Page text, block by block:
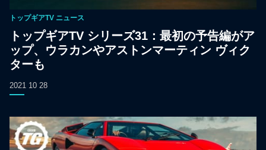
トップギアTV ニュース
トップギアTV シリーズ31：最初の予告編がア
ップ、ウラカンやアストンマーティン ヴィク
ターも
2021 10 28